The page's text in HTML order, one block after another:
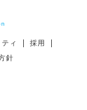
ィ
採用
針